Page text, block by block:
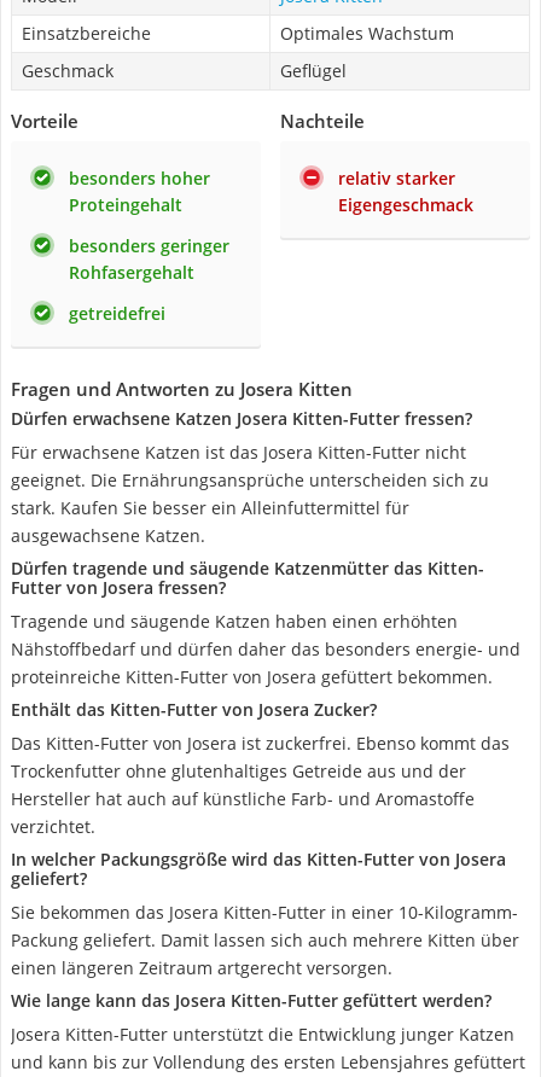
Einsatzbereiche
Optimales Wachstum
Geschmack
Geflügel
Vorteile
besonders hoher
Proteingehalt
besonders geringer
Rohfasergehalt
getreidefrei
Nachteile
relativ starker
Eigengeschmack
Fragen und Antworten zu Josera Kitten
Dürfen erwachsene Katzen Josera Kitten-Futter fressen?
Für erwachsene Katzen ist das Josera Kitten-Futter nicht
geeignet. Die Ernährungsansprüche unterscheiden sich zu
stark. Kaufen Sie besser ein Alleinfuttermittel für
ausgewachsene Katzen.
Dürfen tragende und säugende Katzenmütter das Kitten-
Futter von Josera fressen?
Tragende und säugende Katzen haben einen erhöhten
Nähstoffbedarf und dürfen daher das besonders energie- und
proteinreiche Kitten-Futter von Josera gefüttert bekommen.
Enthält das Kitten-Futter von Josera Zucker?
Das Kitten-Futter von Josera ist zuckerfrei. Ebenso kommt das
Trockenfutter ohne glutenhaltiges Getreide aus und der
Hersteller hat auch auf künstliche Farb- und Aromastoffe
verzichtet.
In welcher Packungsgröße wird das Kitten-Futter von Josera
geliefert?
Sie bekommen das Josera Kitten-Futter in einer 10-Kilogramm-
Packung geliefert. Damit lassen sich auch mehrere Kitten über
einen längeren Zeitraum artgerecht versorgen.
Wie lange kann das Josera Kitten-Futter gefüttert werden?
Josera Kitten-Futter unterstützt die Entwicklung junger Katzen
und kann bis zur Vollendung des ersten Lebensjahres gefüttert